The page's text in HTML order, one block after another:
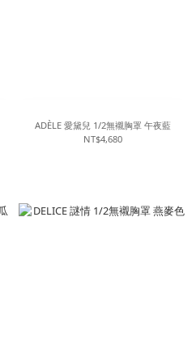
ADÈLE 愛黛兒 1/2無襯胸罩 午夜藍
NT$4,680